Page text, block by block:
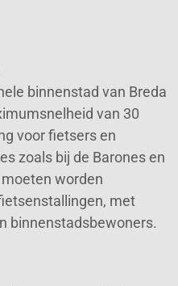
binnenstad van Breda
van 30
voor fietsers en
zoals bij de Barones en
worden
met
binnenstadsbewoners.